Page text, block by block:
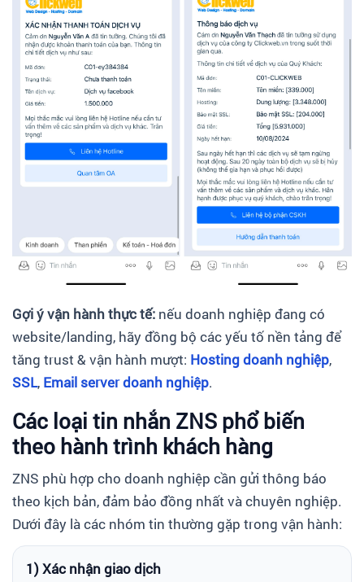
Gợi ý vận hành thực tế: nếu doanh nghiệp đang có
website/landing, hãy đồng bộ các yếu tố nền tảng để
tăng trust & vận hành mượt: Hosting doanh nghiệp,
SSL, Email server doanh nghiệp.
Các loại tin nhắn ZNS phổ biến
theo hành trình khách hàng
ZNS phù hợp cho doanh nghiệp cần gửi thông báo
theo kịch bản, đảm bảo đồng nhất và chuyên nghiệp.
Dưới đây là các nhóm tin thường gặp trong vận hành:
1) Xác nhận giao dịch